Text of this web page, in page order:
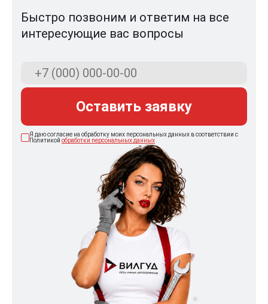
Быстро позвоним и ответим на все
интересующие вас вопросы
Оставить заявку
Я даю согласие на обработку моих персональных данных в соответствии с
Политикой обработки персональных данных